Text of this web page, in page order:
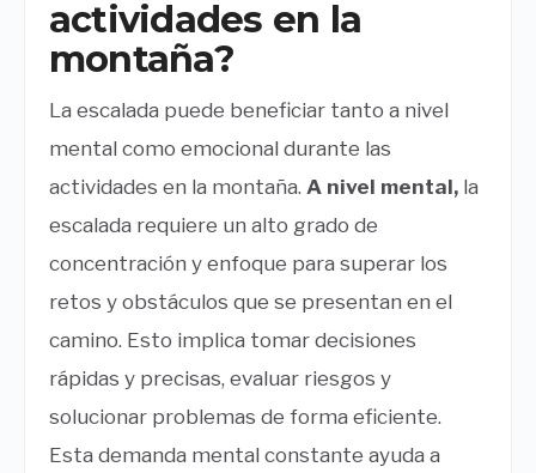
actividades en la
montaña?
La escalada puede beneficiar tanto a nivel
mental como emocional durante las
actividades en la montaña. A nivel mental, la
escalada requiere un alto grado de
concentración y enfoque para superar los
retos y obstáculos que se presentan en el
camino. Esto implica tomar decisiones
rápidas y precisas, evaluar riesgos y
solucionar problemas de forma eficiente.
Esta demanda mental constante ayuda a